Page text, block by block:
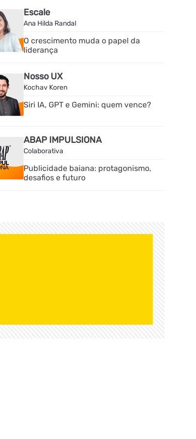
Escale
Ana Hilda Randal
O crescimento muda o papel da
liderança
Nosso UX
Kochav Koren
Siri IA, GPT e Gemini: quem vence?
ABAP IMPULSIONA
Colaborativa
Publicidade baiana: protagonismo,
desafios e futuro